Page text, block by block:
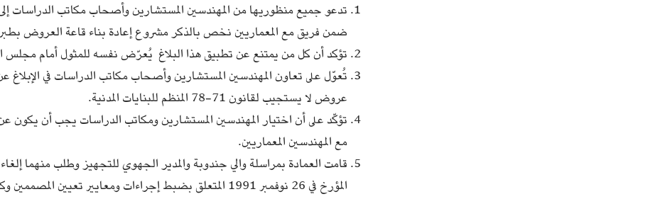
تدعو جميع منظوريها من المهندسين المستشارين وأصحاب مكاتب الدراسات
ضمن فريق مع المعماريين نخص بالذكر مشروع إعادة بناء قاعة العروض بطبرقة
تؤكد أن كل من يمتنع عن تطبيق هذا البلاغ يُعرّض نفسه للمثول أمام مجلس
تُعوّل على تعاون المهندسين المستشارين وأصحاب مكاتب الدراسات في
عروض لا يستجيب لقانون 71-78 المنظم للبنايات المدنية.
تؤكّد على أن اختيار المهندسين المستشارين ومكاتب الدراسات يجب أن يكون
مع المهندسين المعماريين.
قامت العمادة بمراسلة والي جندوبة والمدير الجهوي للتجهيز وطلب منهما
المؤرخ في 26 نوفمبر 1991 المتعلق بضبط إجراءات ومعايير تعيين المصممين وكذلك الأمر الحكومي عدد71-78.